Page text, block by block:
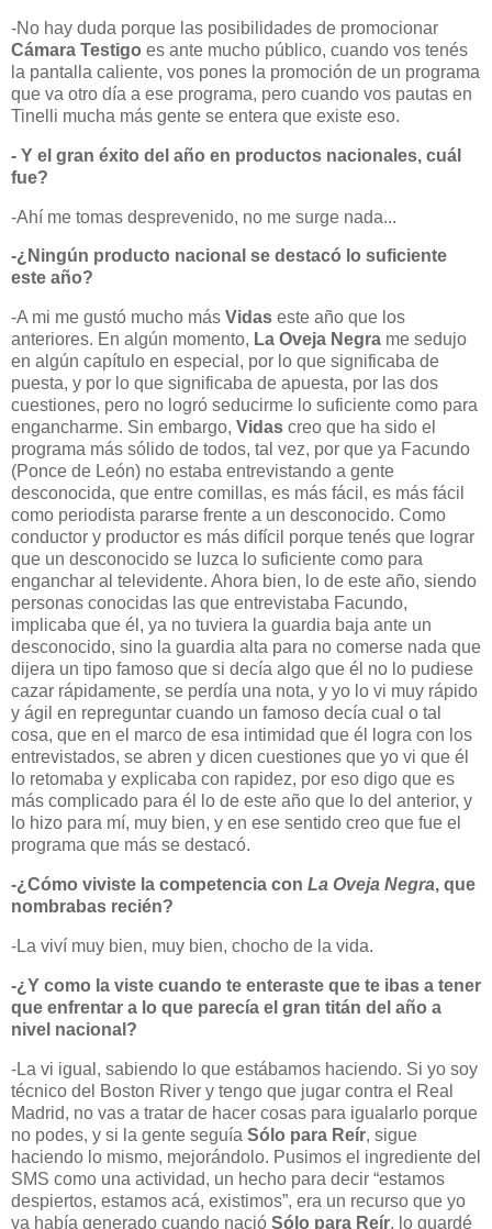
-No hay duda porque las posibilidades de promocionar
Cámara Testigo es ante mucho público, cuando vos tenés
la pantalla caliente, vos pones la promoción de un programa
que va otro día a ese programa, pero cuando vos pautas en
Tinelli mucha más gente se entera que existe eso.
- Y el gran éxito del año en productos nacionales, cuál
fue?
-Ahí me tomas desprevenido, no me surge nada...
-¿Ningún producto nacional se destacó lo suficiente
este año?
-A mi me gustó mucho más Vidas este año que los
anteriores. En algún momento, La Oveja Negra me sedujo
en algún capítulo en especial, por lo que significaba de
puesta, y por lo que significaba de apuesta, por las dos
cuestiones, pero no logró seducirme lo suficiente como para
engancharme. Sin embargo, Vidas creo que ha sido el
programa más sólido de todos, tal vez, por que ya Facundo
(Ponce de León) no estaba entrevistando a gente
desconocida, que entre comillas, es más fácil, es más fácil
como periodista pararse frente a un desconocido. Como
conductor y productor es más difícil porque tenés que lograr
que un desconocido se luzca lo suficiente como para
enganchar al televidente. Ahora bien, lo de este año, siendo
personas conocidas las que entrevistaba Facundo,
implicaba que él, ya no tuviera la guardia baja ante un
desconocido, sino la guardia alta para no comerse nada que
dijera un tipo famoso que si decía algo que él no lo pudiese
cazar rápidamente, se perdía una nota, y yo lo vi muy rápido
y ágil en repreguntar cuando un famoso decía cual o tal
cosa, que en el marco de esa intimidad que él logra con los
entrevistados, se abren y dicen cuestiones que yo vi que él
lo retomaba y explicaba con rapidez, por eso digo que es
más complicado para él lo de este año que lo del anterior, y
lo hizo para mí, muy bien, y en ese sentido creo que fue el
programa que más se destacó.
-¿Cómo viviste la competencia con La Oveja Negra, que
nombrabas recién?
-La viví muy bien, muy bien, chocho de la vida.
-¿Y como la viste cuando te enteraste que te ibas a tener
que enfrentar a lo que parecía el gran titán del año a
nivel nacional?
-La vi igual, sabiendo lo que estábamos haciendo. Si yo soy
técnico del Boston River y tengo que jugar contra el Real
Madrid, no vas a tratar de hacer cosas para igualarlo porque
no podes, y si la gente seguía Sólo para Reír, sigue
haciendo lo mismo, mejorándolo. Pusimos el ingrediente del
SMS como una actividad, un hecho para decir “estamos
despiertos, estamos acá, existimos”, era un recurso que yo
ya había generado cuando nació Sólo para Reír, lo guardé